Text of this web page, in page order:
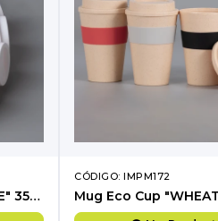
Mug Express Cup "WHITE" 356cc con banda silicona
CÓDIGO: IMPM172